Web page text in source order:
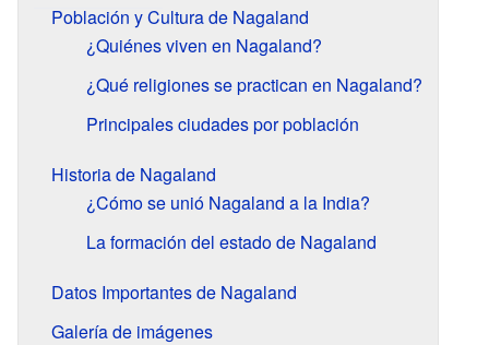
Población y Cultura de Nagaland
¿Quiénes viven en Nagaland?
¿Qué religiones se practican en Nagaland?
Principales ciudades por población
Historia de Nagaland
¿Cómo se unió Nagaland a la India?
La formación del estado de Nagaland
Datos Importantes de Nagaland
Galería de imágenes